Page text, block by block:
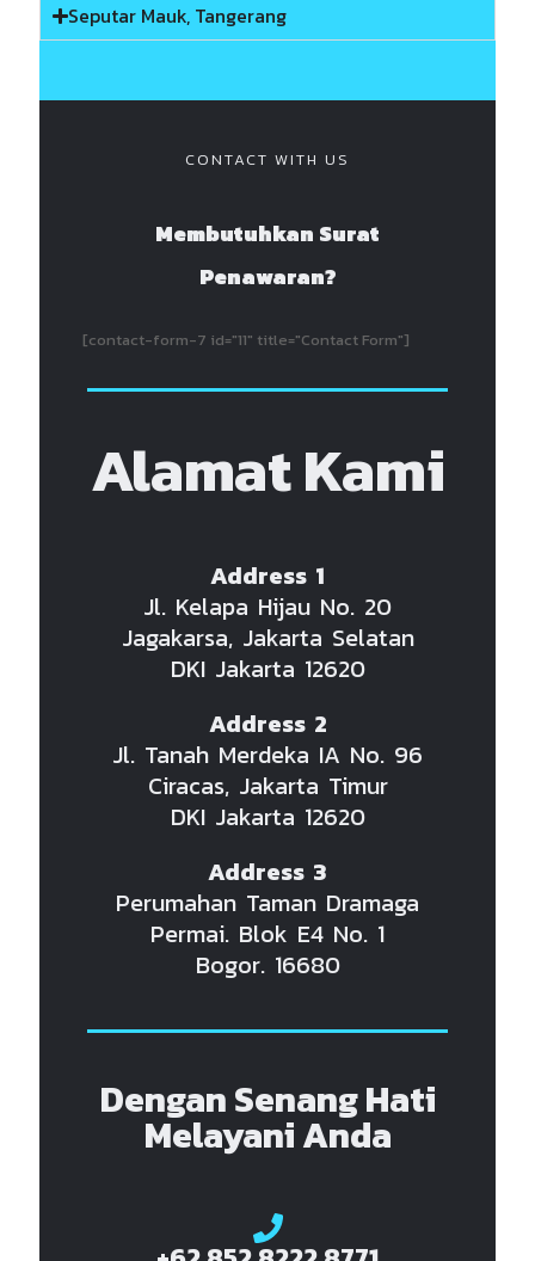
Seputar Mauk, Tangerang
CONTACT WITH US
Membutuhkan Surat
Penawaran?
[contact-form-7 id="11" title="Contact Form"]
Alamat Kami
Address 1
Jl. Kelapa Hijau No. 20
Jagakarsa, Jakarta Selatan
DKI Jakarta 12620
Address 2
Jl. Tanah Merdeka IA No. 96
Ciracas, Jakarta Timur
DKI Jakarta 12620
Address 3
Perumahan Taman Dramaga
Permai. Blok E4 No. 1
Bogor. 16680
Dengan Senang Hati
Melayani Anda